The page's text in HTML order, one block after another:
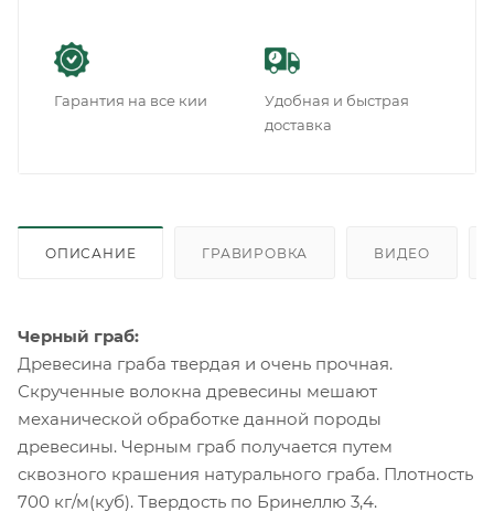
Гарантия на все кии
Удобная и быстрая
доставка
ОПИСАНИЕ ГРАВИРОВКА ВИДЕО
Черный граб:
Древесина граба твердая и очень прочная.
Скрученные волокна древесины мешают
механической обработке данной породы
древесины. Черным граб получается путем
сквозного крашения натурального граба. Плотность
700 кг/м(куб). Твердость по Бринеллю 3,4.